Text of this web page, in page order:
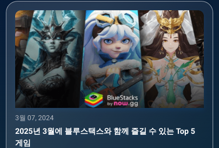
3월 07, 2024
2025년 3월에 블루스택스와 함께 즐길 수 있는 Top 5
게임